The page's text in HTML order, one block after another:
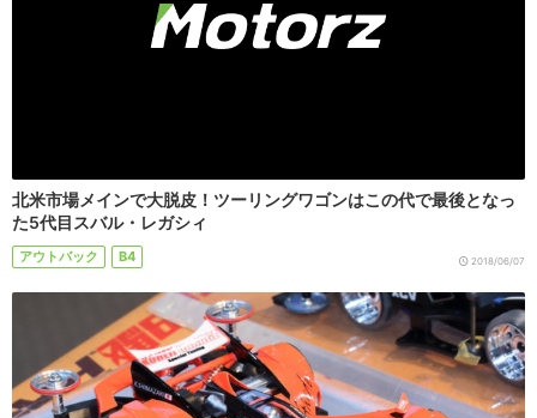
北米市場メインで大脱皮！ツーリングワゴンはこの代で最後となっ
た5代目スバル・レガシィ
アウトバック B4 2018/06/07